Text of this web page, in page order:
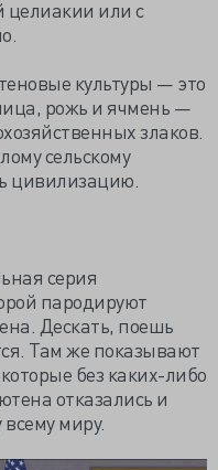
целиакии или с
культуры — это
рожь и ячмень —
злаков.
сельскому
цивилизацию.
серия
пародируют
Дескать, поешь
Там же показывают
без каких-либо
отказались и
миру.